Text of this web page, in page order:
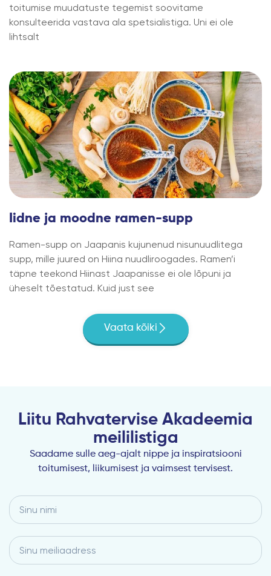
toitumise muudatuste tegemist soovitame
konsulteerida vastava ala spetsialistiga. Uni ei ole
lihtsalt
Iidne ja moodne ramen-supp
Ramen-supp on Jaapanis kujunenud nisunuudlitega
supp, mille juured on Hiina nuudliroogades. Ramen’i
täpne teekond Hiinast Jaapanisse ei ole lõpuni ja
üheselt tõestatud. Kuid just see
Vaata kõiki
Liitu Rahvatervise Akadeemia
meililistiga
Saadame sulle aeg-ajalt nippe ja inspiratsiooni
toitumisest, liikumisest ja vaimsest tervisest.
Sinu
nimi
Email